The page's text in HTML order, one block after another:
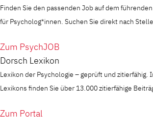
Finden Sie den passenden Job auf dem
für Psycholog*innen. Suchen Sie direkt nach
Zum PsychJOB
Dorsch Lexikon
Lexikon der Psychologie – geprüft und zitierfähig.
Lexikons finden Sie über 13.000 zitierfähige
Zum Portal